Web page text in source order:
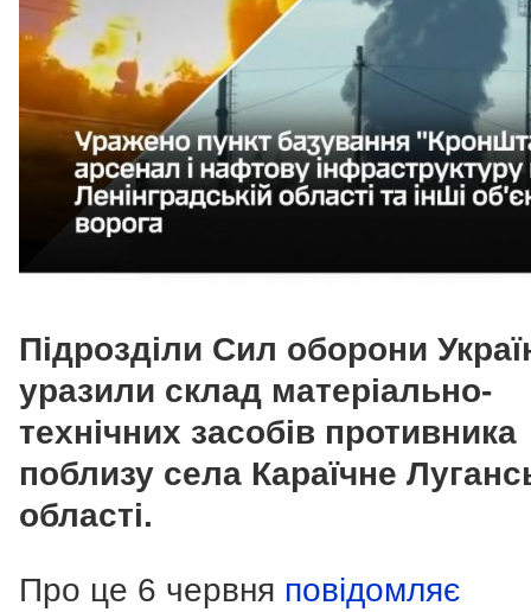
Підрозділи Сил оборони
уразили склад матеріально-
технічних засобів противника
поблизу села Караїчне
області.
Про це 6 червня повідомляє